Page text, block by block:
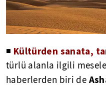
◾ Kültürden sanata,
türlü alanla ilgili
haberlerden biri de